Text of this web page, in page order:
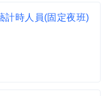
計時人員(固定夜班)